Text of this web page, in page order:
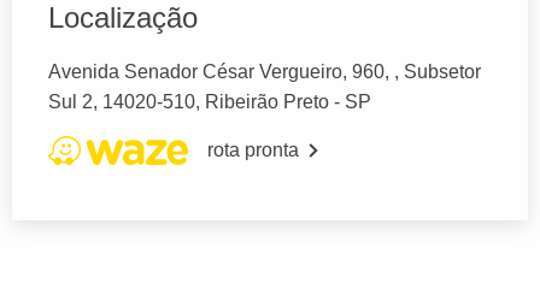
Localização
Avenida Senador César Vergueiro, 960, , Subsetor
Sul 2, 14020-510, Ribeirão Preto - SP
rota pronta